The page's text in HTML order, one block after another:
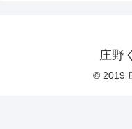
庄野
© 2019